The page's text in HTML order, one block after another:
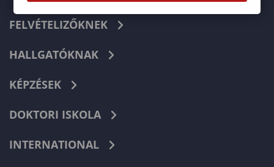
FELVÉTELIZŐKNEK
HALLGATÓKNAK
KÉPZÉSEK
DOKTORI ISKOLA
INTERNATIONAL